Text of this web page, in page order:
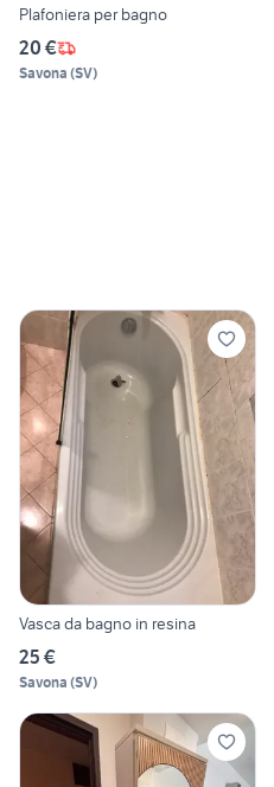
Plafoniera per bagno
20 €
Savona (SV)
Vasca da bagno in resina
25 €
Savona (SV)